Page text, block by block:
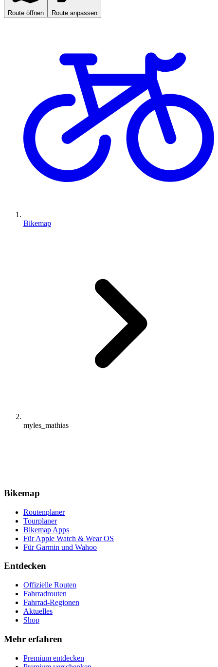
Route öffnen Route anpassen
Bikemap
myles_mathias
Bikemap
Routenplaner
Tourplaner
Bikemap Apps
Für Apple Watch & Wear OS
Für Garmin und Wahoo
Entdecken
Offizielle Routen
Fahrradrouten
Fahrrad-Regionen
Aktuelles
Shop
Mehr erfahren
Premium entdecken